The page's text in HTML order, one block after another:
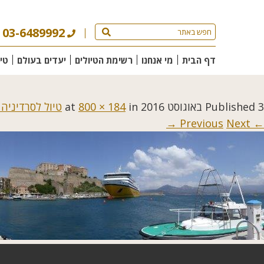
03-6489992
דף הבית מי אנחנו רשימת הטיולים יעדים בעולם
Published 3 באוגוסט 2016 800 × 184in
טיול
← Previous
Next →